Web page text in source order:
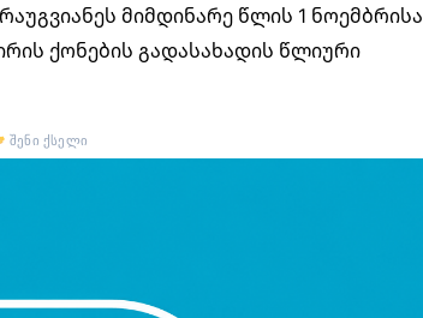
მიმდინარე წლის 1 ნოემბრისა
ქონების გადასახადის წლიური
შენი ქსელი